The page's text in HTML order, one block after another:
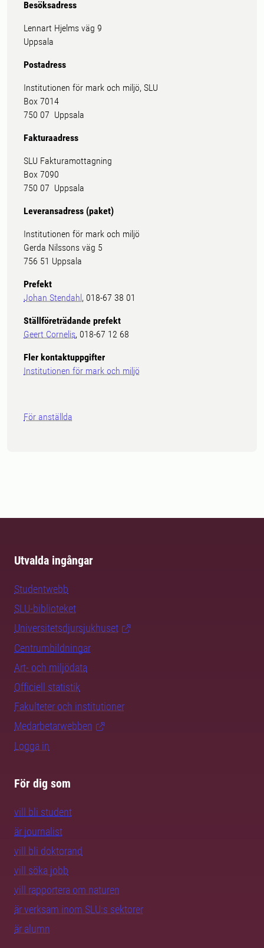
Besöksadress
Lennart Hjelms väg 9
Uppsala
Postadress
Institutionen för mark och miljö, SLU
Box 7014
750 07 Uppsala
Fakturaadress
SLU Fakturamottagning
Box 7090
750 07 Uppsala
Leveransadress (paket)
Institutionen för mark och miljö
Gerda Nilssons väg 5
756 51 Uppsala
Prefekt
Johan Stendahl, 018-67 38 01
Ställföreträdande prefekt
Geert Cornelis, 018-67 12 68
Fler kontaktuppgifter
Institutionen för mark och miljö
För anställda
Utvalda ingångar
Studentwebb
SLU-biblioteket
Universitetsdjursjukhuset
Centrumbildningar
Art- och miljödata
Officiell statistik
Fakulteter och institutioner
Medarbetarwebben
Logga in
För dig som
vill bli student
är journalist
vill bli doktorand
vill söka jobb
vill rapportera om naturen
är verksam inom SLU:s sektorer
är alumn